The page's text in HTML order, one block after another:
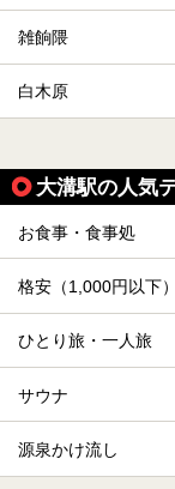
雑餉隈
白木原
大溝駅の人気
お食事・食事処
格安（1,000円以下）
ひとり旅・一人旅
サウナ
源泉かけ流し